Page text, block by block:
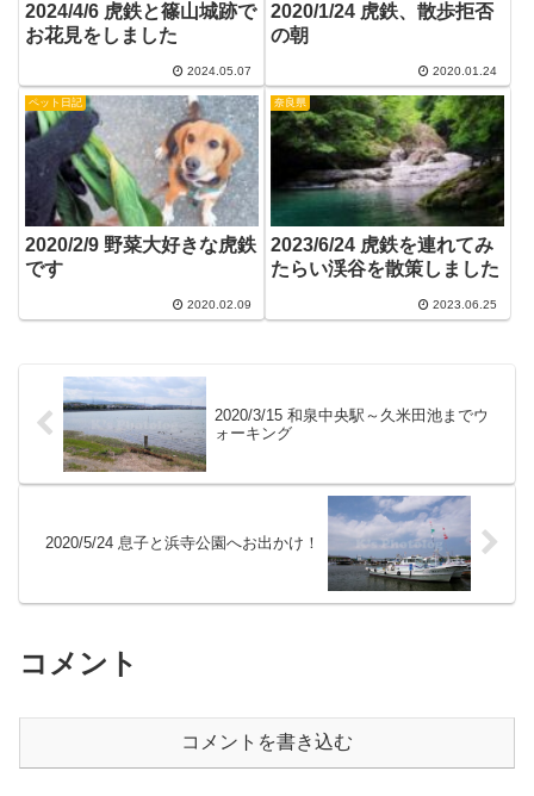
2024/4/6 虎鉄と篠山城跡で
お花見をしました
2024.05.07
2020/1/24 虎鉄、散歩拒否
の朝
2020.01.24
ペット日記
2020/2/9 野菜大好きな虎鉄
です
2020.02.09
奈良県
2023/6/24 虎鉄を連れてみ
たらい渓谷を散策しました
2023.06.25
2020/3/15 和泉中央駅～久米田池までウ
ォーキング
2020/5/24 息子と浜寺公園へお出かけ！
コメント
コメントを書き込む